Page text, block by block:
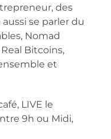
des
se parler du
Nomad
Bitcoins,
et
LIVE le
9h ou Midi,